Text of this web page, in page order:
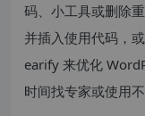
码、小工具或删除
并插入使用代码，
earify 来优化
时间找专家或使用